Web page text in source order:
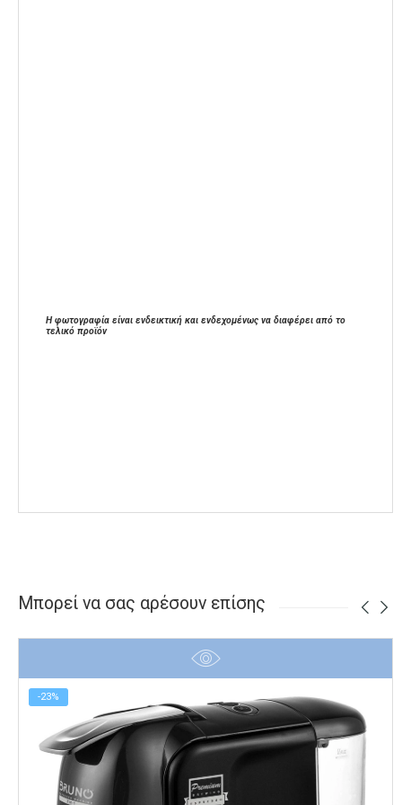
Η φωτογραφία είναι ενδεικτική και ενδεχομένως να διαφέρει από το
τελικό προϊόν
Μπορεί να σας αρέσουν επίσης
-23%